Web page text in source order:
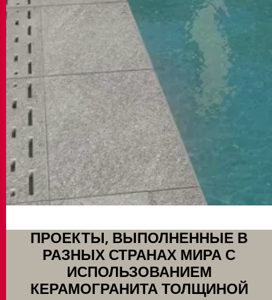
ПРОЕКТЫ, ВЫПОЛНЕННЫЕ В
РАЗНЫХ СТРАНАХ МИРА С
ИСПОЛЬЗОВАНИЕМ
КЕРАМОГРАНИТА ТОЛЩИНОЙ